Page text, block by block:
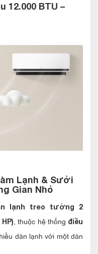
12.000 BTU –
Lạnh & Sưởi
Gian Nhỏ
lạnh treo tường 2
, thuộc hệ thống điều
dàn lạnh với một dàn